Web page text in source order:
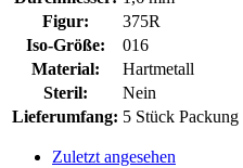
Figur:
375R
Iso-Größe:
016
Material:
Hartmetall
Steril:
Nein
Lieferumfang: 5 Stück Packung
Zuletzt angesehen